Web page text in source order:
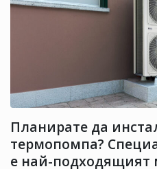
Планирате да
термопомпа?
е най-подходящият